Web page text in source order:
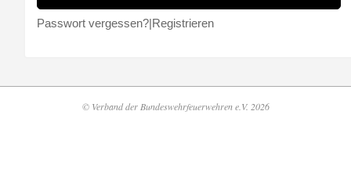
Passwort vergessen?|Registrieren
© Verband der Bundeswehrfeuerwehren e.V. 2026